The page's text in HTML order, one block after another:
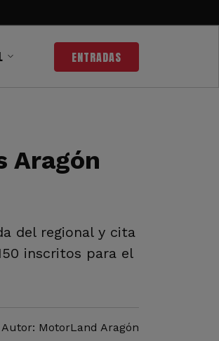
ENTRADAS
Aragón
del regional y cita
inscritos para el
Autor: MotorLand Aragón